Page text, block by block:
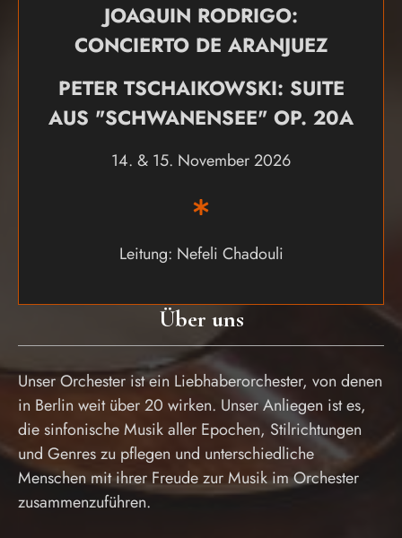
Über uns
Unser Orchester ist ein Liebhaberorchester, von denen
in Berlin weit über 20 wirken. Unser Anliegen ist es,
die sinfonische Musik aller Epochen, Stilrichtungen
und Genres zu pflegen und unterschiedliche
Menschen mit ihrer Freude zur Musik im Orchester
zusammenzuführen.
JOAQUIN RODRIGO:
CONCIERTO DE ARANJUEZ
PETER TSCHAIKOWSKI: SUITE
AUS "SCHWANENSEE" OP. 20A
14. & 15. November 2026
Leitung: Nefeli Chadouli